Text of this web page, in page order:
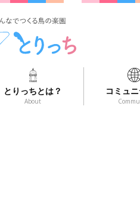
とりっちとは？
About
コミュ